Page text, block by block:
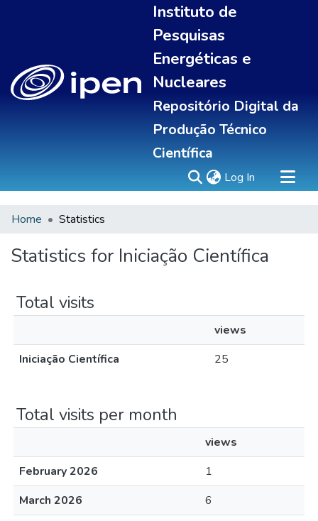
Instituto de
Pesquisas
Energéticas e
Nucleares
Repositório Digital da
Produção Técnico
Científica
Log In (current)
Sobre
Portal do pesquisador
Statistics
Home Statistics
Statistics for Iniciação Científica
Total visits
views
Iniciação Científica
25
Total visits per month
views
February 2026
1
March 2026
6